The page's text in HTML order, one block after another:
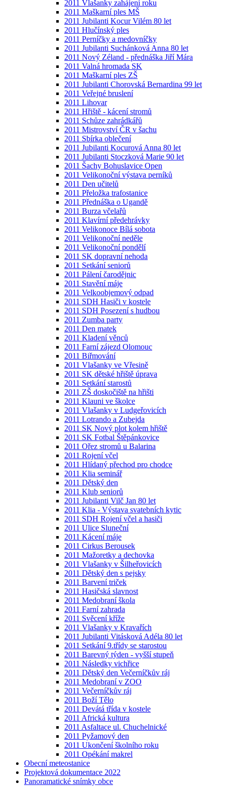
2011 Vlašanky zahájení roku
2011 Maškarní ples MŠ
2011 Jubilanti Kocur Vilém 80 let
2011 Hlučínský ples
2011 Perníčky a medovníčky
2011 Jubilanti Suchánková Anna 80 let
2011 Nový Zéland - přednáška Jiří Mára
2011 Valná hromada SK
2011 Maškarní ples ZŠ
2011 Jubilanti Chorovská Bernardina 99 let
2011 Veřejné bruslení
2011 Lihovar
2011 Hřiště - kácení stromů
2011 Schůze zahrádkářů
2011 Mistrovství ČR v šachu
2011 Sbírka oblečení
2011 Jubilanti Kocurová Anna 80 let
2011 Jubilanti Stoczková Marie 90 let
2011 Šachy Bohuslavice Open
2011 Velikonoční výstava perníků
2011 Den učitelů
2011 Přeložka trafostanice
2011 Přednáška o Ugandě
2011 Burza včelařů
2011 Klavírní předehrávky
2011 Velikonoce Bílá sobota
2011 Velikonoční neděle
2011 Velikonoční pondělí
2011 SK dopravní nehoda
2011 Setkání seniorů
2011 Pálení čarodějnic
2011 Stavění máje
2011 Velkoobjemový odpad
2011 SDH Hasiči v kostele
2011 SDH Posezení s hudbou
2011 Zumba party
2011 Den matek
2011 Kladení věnců
2011 Farní zájezd Olomouc
2011 Biřmování
2011 Vlašanky ve Vřesině
2011 SK dětské hřiště úprava
2011 Setkání starostů
2011 ZŠ doskočiště na hřišti
2011 Klauni ve školce
2011 Vlašanky v Ludgeřovicích
2011 Lotrando a Zubejda
2011 SK Nový plot kolem hřiště
2011 SK Fotbal Štěpánkovice
2011 Ořez stromů u Balarina
2011 Rojení včel
2011 Hlídaný přechod pro chodce
2011 Klia seminář
2011 Dětský den
2011 Klub seniorů
2011 Jubilanti Vilč Jan 80 let
2011 Klia - Výstava svatebních kytic
2011 SDH Rojení včel a hasiči
2011 Ulice Sluneční
2011 Kácení máje
2011 Cirkus Berousek
2011 Mažoretky a dechovka
2011 Vlašanky v Šilheřovicích
2011 Dětský den s pejsky
2011 Barvení triček
2011 Hasičská slavnost
2011 Medobraní škola
2011 Farní zahrada
2011 Svěcení kříže
2011 Vlašanky v Kravařích
2011 Jubilanti Vitásková Adéla 80 let
2011 Setkání 9.třídy se starostou
2011 Barevný týden - vyšší stupeň
2011 Následky vichřice
2011 Dětský den Večerníčkův ráj
2011 Medobraní v ZOO
2011 Večerníčkův ráj
2011 Boží Tělo
2011 Devátá třída v kostele
2011 Africká kultura
2011 Asfaltace ul. Chuchelnické
2011 Pyžamový den
2011 Ukončení školního roku
2011 Opékání makrel
Obecní meteostanice
Projektová dokumentace 2022
Panoramatické snímky obce